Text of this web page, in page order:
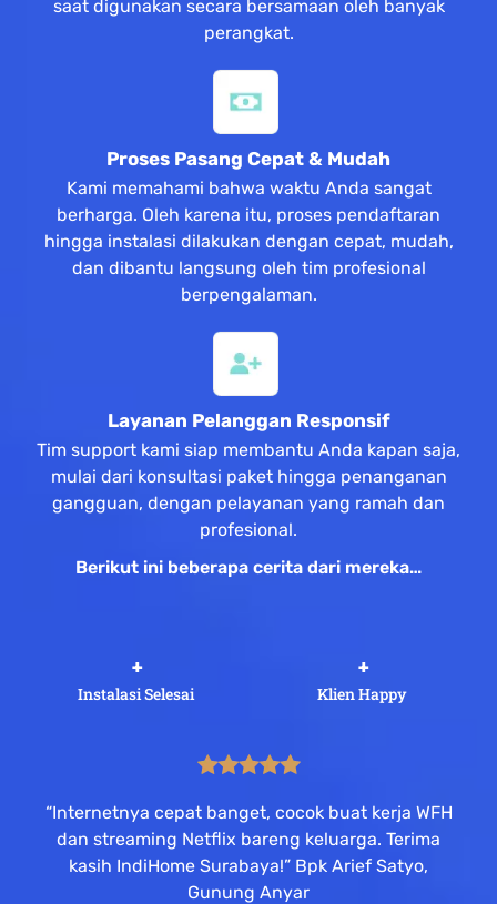
saat digunakan secara bersamaan oleh banyak
perangkat.
Proses Pasang Cepat & Mudah
Kami memahami bahwa waktu Anda sangat
berharga. Oleh karena itu, proses pendaftaran
hingga instalasi dilakukan dengan cepat, mudah,
dan dibantu langsung oleh tim profesional
berpengalaman.
Layanan Pelanggan Responsif
Tim support kami siap membantu Anda kapan saja,
mulai dari konsultasi paket hingga penanganan
gangguan, dengan pelayanan yang ramah dan
profesional.
Berikut ini beberapa cerita dari mereka…
Instalasi Selesai
+
Klien Happy
+
“Internetnya cepat banget, cocok buat kerja WFH
dan streaming Netflix bareng keluarga. Terima
kasih IndiHome Surabaya!” Bpk Arief Satyo,
Gunung Anyar